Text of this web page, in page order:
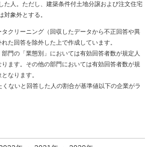
た人。ただし、建築条件付土地分譲および注文住宅
対象外とする。
クリーニング（回収したデータから不正回答や異
た回答を除外した上で作成しています。
門の「業態別」においては有効回答者数が規定人
ます。その他の部門においては有効回答者数が規
なります。
ないと回答した人の割合が基準値以下の企業がラ